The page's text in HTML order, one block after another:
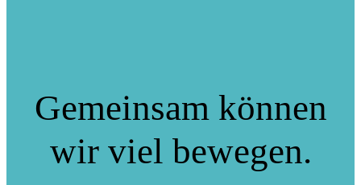
Gemeinsam können
wir viel bewegen.